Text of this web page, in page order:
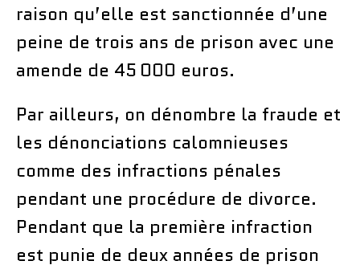
raison qu’elle est sanctionnée d’une
peine de trois ans de prison avec une
amende de 45 000 euros.
Par ailleurs, on dénombre la fraude et
les dénonciations calomnieuses
comme des infractions pénales
pendant une procédure de divorce.
Pendant que la première infraction
est punie de deux années de prison